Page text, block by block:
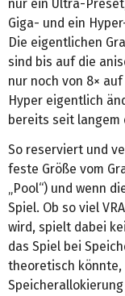
nur ein Ultra-
Giga- und ein
Die eigentlichen
sind bis auf die
nur noch von 8×
Hyper eigentlich
bereits seit langem
So reserviert und
feste Größe vom
„Pool“) und wenn
Spiel. Ob so viel
wird, spielt dabei
das Spiel bei
theoretisch könnte,